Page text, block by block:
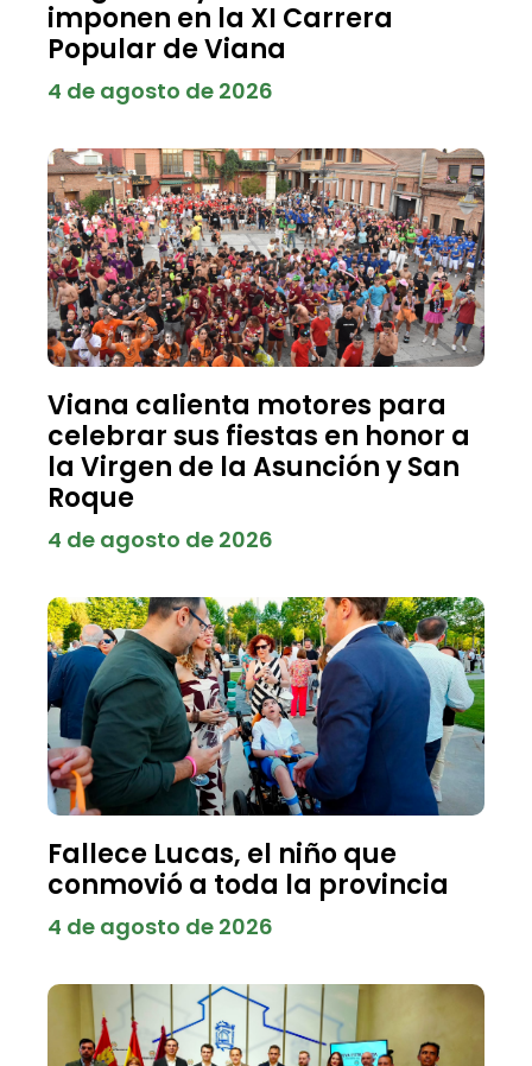
imponen en la XI Carrera
Popular de Viana
4 de agosto de 2026
Viana calienta motores para
celebrar sus fiestas en honor a
la Virgen de la Asunción y San
Roque
4 de agosto de 2026
Fallece Lucas, el niño que
conmovió a toda la provincia
4 de agosto de 2026